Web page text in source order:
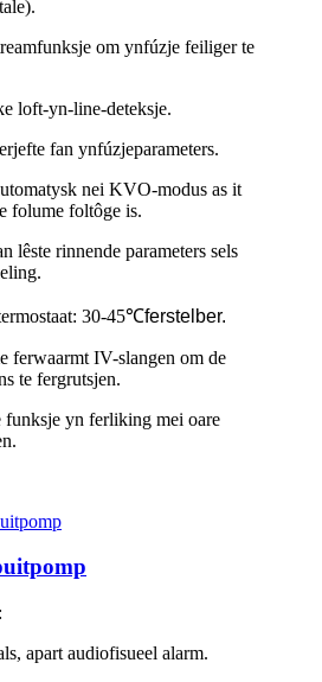
om ynfúzje feiliger te
loft-yn-line-deteksje.
fan ynfúzjeparameters.
nei KVO-modus as it
folume foltôge is.
lêste rinnende parameters sels
30-45℃ferstelber.
ferwaarmt IV-slangen om de
te fergrutsjen.
yn ferliking mei oare
apart audiofisueel alarm.